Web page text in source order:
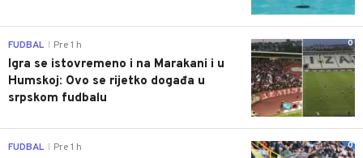
0
FUDBAL Pre 1 h
Igra se istovremeno i na Marakani i u
Humskoj: Ovo se rijetko događa u
srpskom fudbalu
0
FUDBAL Pre 1 h